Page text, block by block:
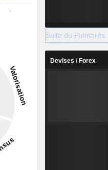
-
Suite du Palmarès
Devises / Forex